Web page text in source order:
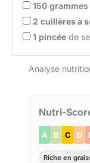
150 grammes
2 cuillères à
1 pincée de
Analyse
Nutri-
A B C D
Riche en